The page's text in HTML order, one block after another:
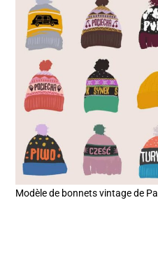
Modèle de bonnets vintage de